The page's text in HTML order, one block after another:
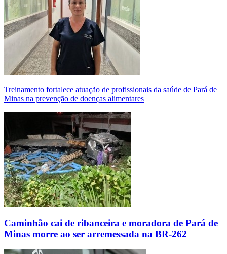
Treinamento fortalece atuação de profissionais da saúde de Pará de
Minas na prevenção de doenças alimentares
Caminhão cai de ribanceira e moradora de Pará de
Minas morre ao ser arremessada na BR-262